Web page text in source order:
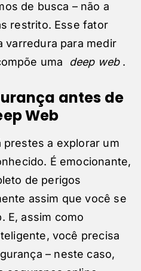
de busca – não a
restrito. Esse fator
varredura para medir
uma
deep web.
antes de
Web
prestes a explorar um
É emocionante,
de perigos
assim que você se
E, assim como
você precisa
– neste caso,